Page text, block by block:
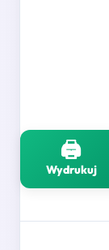
🖨️
Wydrukuj